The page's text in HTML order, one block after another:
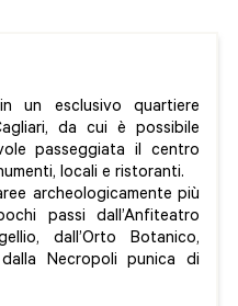
un esclusivo quartiere
da cui è possibile
passeggiata il centro
locali e ristoranti.
archeologicamente più
passi dall’Anfiteatro
dall’Orto Botanico,
Necropoli punica di